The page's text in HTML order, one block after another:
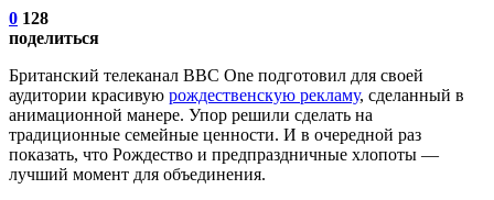
0 128
поделиться
Британский телеканал BBC One подготовил для своей
аудитории красивую рождественскую рекламу, сделанный в
анимационной манере. Упор решили сделать на
традиционные семейные ценности. И в очередной раз
показать, что Рождество и предпраздничные хлопоты —
лучший момент для объединения.